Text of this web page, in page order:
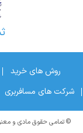
روش های خرید
شرکت های مسافربری